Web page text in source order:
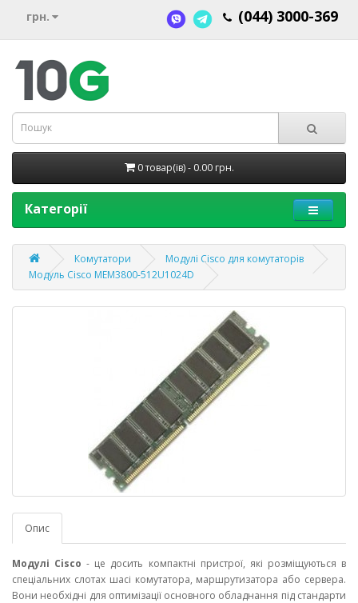
грн. (044) 3000-369
0 товар(ів) - 0.00 грн.
Категорії
Комутатори
Модулі Cisco для комутаторів
Модуль Cisco MEM3800-512U1024D
Опис
Модулі Cisco - це досить компактні пристрої, які розміщуються в
спеціальних слотах шасі комутатора, маршрутизатора або сервера.
Вони необхідні для оптимізації основного обладнання під стандарти